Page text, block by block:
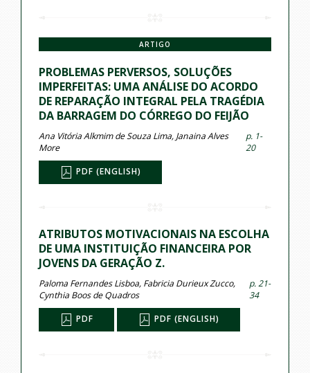
ARTIGO
PROBLEMAS PERVERSOS, SOLUÇÕES
IMPERFEITAS: UMA ANÁLISE DO ACORDO
DE REPARAÇÃO INTEGRAL PELA TRAGÉDIA
DA BARRAGEM DO CÓRREGO DO FEIJÃO
Ana Vitória Alkmim de Souza Lima, Janaina Alves
More
p. 1-
20
PDF (ENGLISH)
ATRIBUTOS MOTIVACIONAIS NA ESCOLHA
DE UMA INSTITUIÇÃO FINANCEIRA POR
JOVENS DA GERAÇÃO Z.
Paloma Fernandes Lisboa, Fabricia Durieux Zucco,
Cynthia Boos de Quadros
p. 21-
34
PDF PDF (ENGLISH)